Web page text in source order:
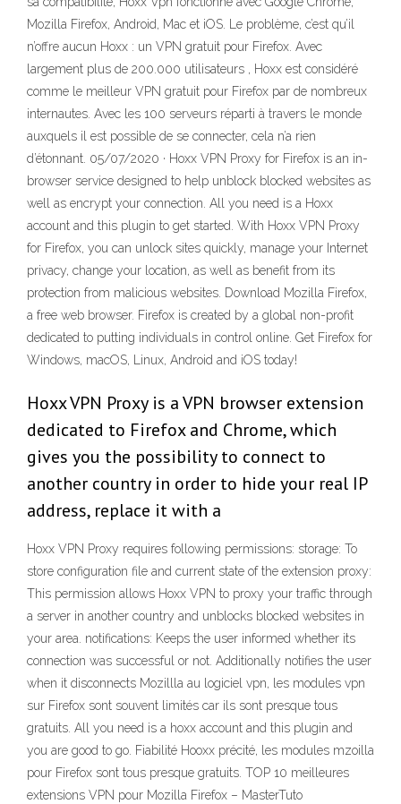
Mozilla Firefox, Android, Mac et iOS. Le problème, c’est qu’il
n’offre aucun Hoxx : un VPN gratuit pour Firefox. Avec
largement plus de 200.000 utilisateurs , Hoxx est considéré
comme le meilleur VPN gratuit pour Firefox par de nombreux
internautes. Avec les 100 serveurs réparti à travers le monde
auxquels il est possible de se connecter, cela n’a rien
d’étonnant. 05/07/2020 · Hoxx VPN Proxy for Firefox is an in-
browser service designed to help unblock blocked websites as
well as encrypt your connection. All you need is a Hoxx
account and this plugin to get started. With Hoxx VPN Proxy
for Firefox, you can unlock sites quickly, manage your Internet
privacy, change your location, as well as benefit from its
protection from malicious websites. Download Mozilla Firefox,
a free web browser. Firefox is created by a global non-profit
dedicated to putting individuals in control online. Get Firefox for
Windows, macOS, Linux, Android and iOS today!
Hoxx VPN Proxy is a VPN browser extension
dedicated to Firefox and Chrome, which
gives you the possibility to connect to
another country in order to hide your real IP
address, replace it with a
Hoxx VPN Proxy requires following permissions: storage: To
store configuration file and current state of the extension proxy:
This permission allows Hoxx VPN to proxy your traffic through
a server in another country and unblocks blocked websites in
your area. notifications: Keeps the user informed whether its
connection was successful or not. Additionally notifies the user
when it disconnects Mozillla au logiciel vpn, les modules vpn
sur Firefox sont souvent limités car ils sont presque tous
gratuits. All you need is a hoxx account and this plugin and
you are good to go. Fiabilité Hooxx précité, les modules mzoilla
pour Firefox sont tous presque gratuits. TOP 10 meilleures
extensions VPN pour Mozilla Firefox – MasterTuto